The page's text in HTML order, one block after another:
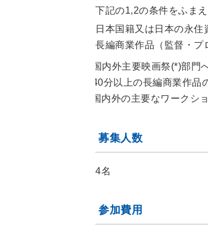
下記の1,2の条件をふま
日本国籍又は日本の永
長編商業作品（監督・プ
a. 国内外主要映画祭(*)部門
b. 40分以上の長編商業作品
c. 国内外の主要なワークシ
募集人数
4名
参加費用